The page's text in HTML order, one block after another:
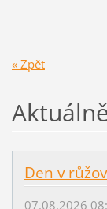
« Zpět
Den v
07.08.2026